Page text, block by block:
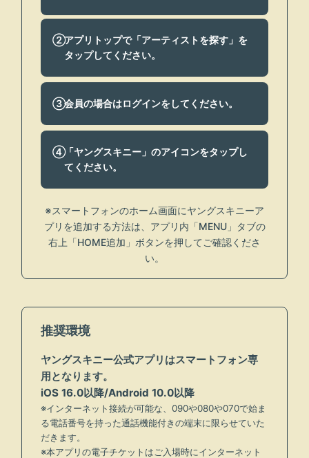
アプリトップで「アーティストを探す」を
タップしてください。
会員の場合はログインをしてください。
「ヤングスキニー」のアイコンをタップし
てください。
※スマートフォンのホーム画面にヤングスキニーア
プリを追加する方法は、 アプリ内「MENU」タブの
右上「HOME追加」ボタンを押してご確認くださ
い。
推奨環境
ヤングスキニー公式アプリはスマートフォン専
用となります。
iOS 16.0以降/Android 10.0以降
※インターネット接続が可能な、090や080や070で始ま
る電話番号を持った通話機能付きの端末に限らせていた
だきます。
※本アプリの電子チケットはご入場時にインターネット